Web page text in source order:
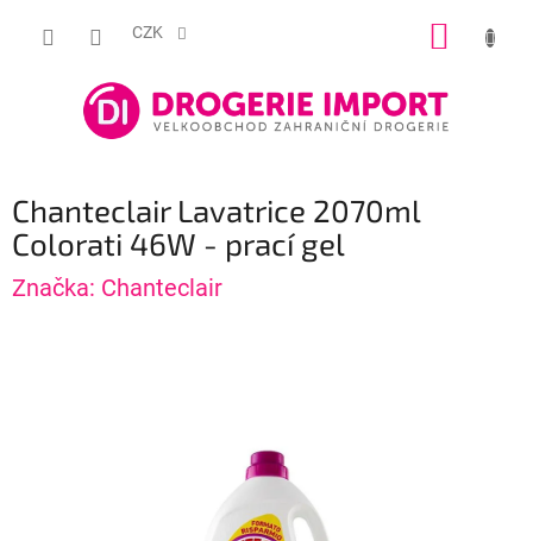
CZK
Chanteclair Lavatrice 2070ml
Colorati 46W - prací gel
Značka: Chanteclair